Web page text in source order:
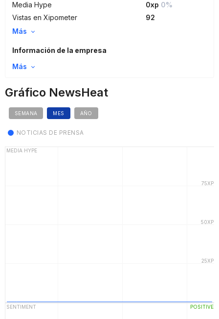
Media Hype
0xp 0%
Vistas en Xipometer
92
Más
Información de la empresa
Más
Gráfico NewsHeat
SEMANA MES AÑO
NOTICIAS DE PRENSA